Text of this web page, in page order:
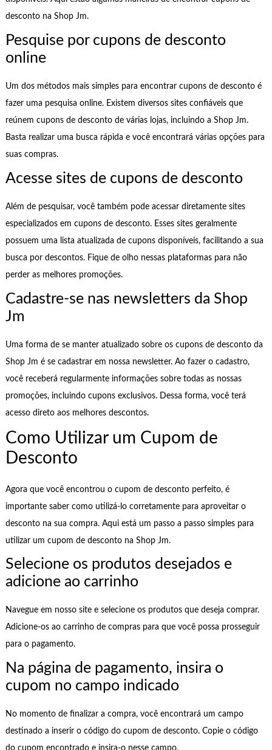
desconto na Shop Jm.
Pesquise por cupons de desconto
online
Um dos métodos mais simples para encontrar cupons de desconto é
fazer uma pesquisa online. Existem diversos sites confiáveis que
reúnem cupons de desconto de várias lojas, incluindo a Shop Jm.
Basta realizar uma busca rápida e você encontrará várias opções para
suas compras.
Acesse sites de cupons de desconto
Além de pesquisar, você também pode acessar diretamente sites
especializados em cupons de desconto. Esses sites geralmente
possuem uma lista atualizada de cupons disponíveis, facilitando a sua
busca por descontos. Fique de olho nessas plataformas para não
perder as melhores promoções.
Cadastre-se nas newsletters da Shop
Jm
Uma forma de se manter atualizado sobre os cupons de desconto da
Shop Jm é se cadastrar em nossa newsletter. Ao fazer o cadastro,
você receberá regularmente informações sobre todas as nossas
promoções, incluindo cupons exclusivos. Dessa forma, você terá
acesso direto aos melhores descontos.
Como Utilizar um Cupom de
Desconto
Agora que você encontrou o cupom de desconto perfeito, é
importante saber como utilizá-lo corretamente para aproveitar o
desconto na sua compra. Aqui está um passo a passo simples para
utilizar um cupom de desconto na Shop Jm.
Selecione os produtos desejados e
adicione ao carrinho
Navegue em nosso site e selecione os produtos que deseja comprar.
Adicione-os ao carrinho de compras para que você possa prosseguir
para o pagamento.
Na página de pagamento, insira o
cupom no campo indicado
No momento de finalizar a compra, você encontrará um campo
destinado a inserir o código do cupom de desconto. Copie o código